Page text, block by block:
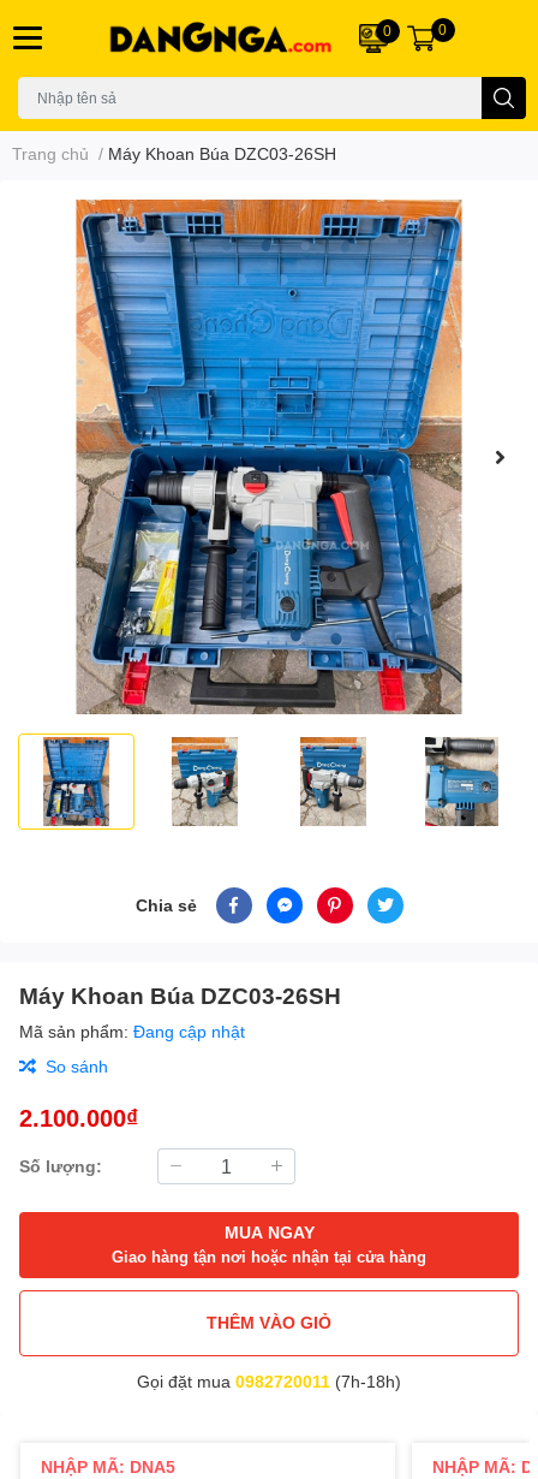
0 0
Trang chủ / Máy Khoan Búa DZC03-26SH
Chia sẻ
Máy Khoan Búa DZC03-26SH
Mã sản phẩm: Đang cập nhật
So sánh
2.100.000₫
Số lượng:
MUA NGAY
Giao hàng tận nơi hoặc nhận tại cửa hàng
THÊM VÀO GIỎ
Gọi đặt mua 0982720011 (7h-18h)
NHẬP MÃ: DNA5 NHẬP MÃ: